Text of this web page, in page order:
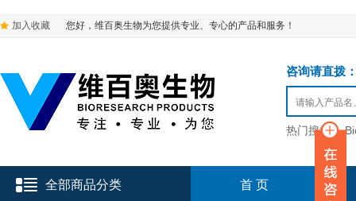
加入收藏 您好，维百奥生物为您提供专业、专心的产品和服务！
咨询请直拨
热门搜索：
全部商品分类 首 页